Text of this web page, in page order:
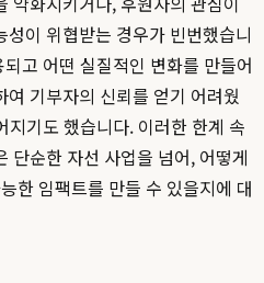
이 위협받는 경우가 빈번했습니
고 어떤 실질적인 변화를 만들어
기부자의 신뢰를 얻기 어려웠
기도 했습니다. 이러한 한계 속
단순한 자선 사업을 넘어, 어떻게
한 임팩트를 만들 수 있을지에 대